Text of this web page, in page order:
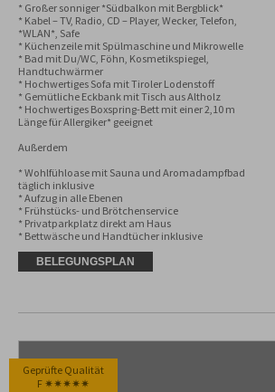
* Großer sonniger *Südbalkon mit Bergblick*
* Kabel – TV, Radio, CD – Player, Wecker, Telefon,
*WLAN*, Safe
* Küchenzeile mit Spülmaschine und Mikrowelle
* Bad mit Du/WC, Föhn, Kosmetikspiegel,
Handtuchwärmer
* Hochwertiges Sofa mit Tiroler Lodenstoff
* Gemütliche Eckbank mit Tisch aus Altholz
* Hochwertiges Boxspring-Bett mit einer 2,10 m
Länge für Allergiker* geeignet
Außerdem
* Wohlfühloase mit Sauna und Aromadampfbad
täglich inklusive
* Aufzug in alle Ebenen
* Frühstücks- und Brötchenservice
* Privatparkplatz direkt am Haus
* Bettwäsche und Handtücher inklusive
BELEGUNGSPLAN
Geprüfte Qualität
F ✷✷✷✷✷